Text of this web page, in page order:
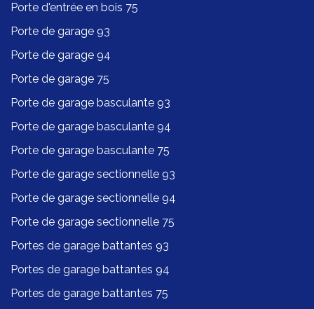
Porte d'entrée en bois 75
Porte de garage 93
Porte de garage 94
Porte de garage 75
Porte de garage basculante 93
Porte de garage basculante 94
Porte de garage basculante 75
Porte de garage sectionnelle 93
Porte de garage sectionnelle 94
Porte de garage sectionnelle 75
Portes de garage battantes 93
Portes de garage battantes 94
Portes de garage battantes 75